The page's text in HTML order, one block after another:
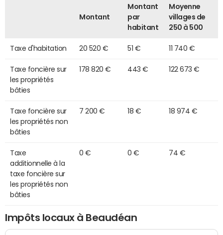
Montant
Montant
par
habitant
Moyenne
villages de
250 à 500
Taxe d'habitation 20 520 € 51 € 11 740 €
Taxe foncière sur
les propriétés
bâties
178 820 € 443 € 122 673 €
Taxe foncière sur
les propriétés non
bâties
7 200 € 18 € 18 974 €
Taxe
additionnelle à la
taxe foncière sur
les propriétés non
bâties
0 € 0 € 74 €
Impôts locaux à Beaudéan